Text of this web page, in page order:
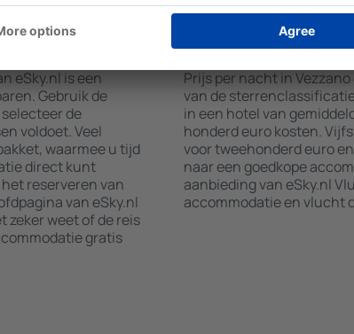
Trento
eSky.nl is een
Gebruik de
de
voldoet. Veel
waarmee u tijd
direct kunt
reserveren van
van eSky.nl
zeker weet of de reis
gratis
Hoeveel kost een
Prijs per nacht in
van de
in een hotel van
honderd euro kosten.
voor tweehonderd euro
naar een goedkope
aanbieding van eSky.nl
accommodatie en vlucht